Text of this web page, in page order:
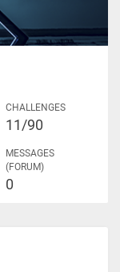
CHALLENGES
11/90
MESSAGES
(FORUM)
0